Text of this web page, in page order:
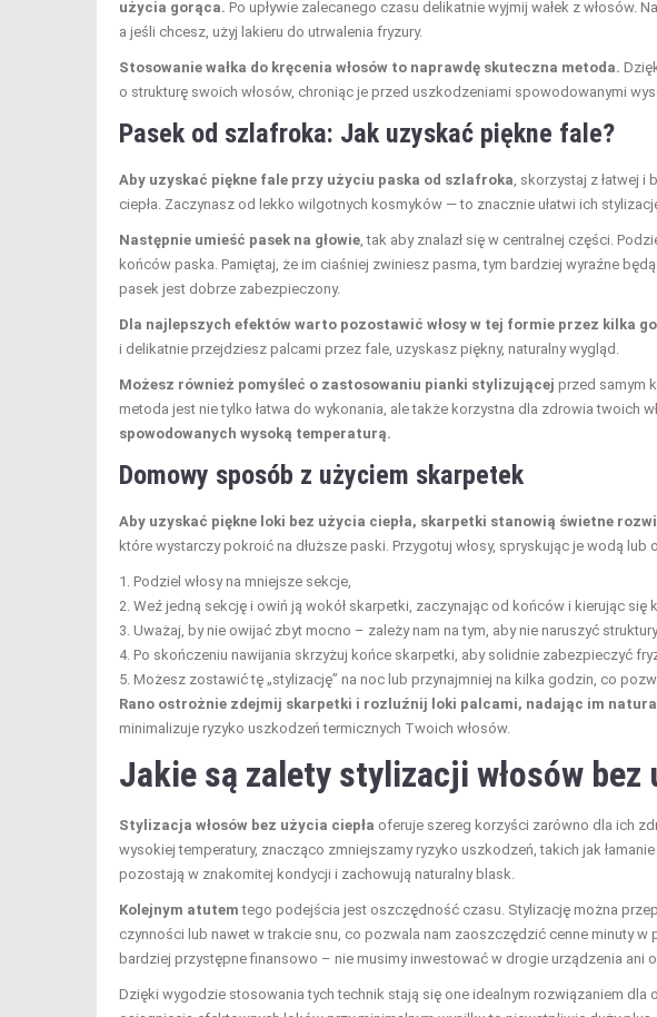
użycia gorąca. Po upływie zalecanego czasu delikatnie wyjmij wałek z włosów.
a jeśli chcesz, użyj lakieru do utrwalenia fryzury.
Stosowanie wałka do kręcenia włosów to naprawdę skuteczna metoda.
o strukturę swoich włosów, chroniąc je przed uszkodzeniami spowodowanymi
Pasek od szlafroka: Jak uzyskać piękne fale?
Aby uzyskać piękne fale przy użyciu paska od szlafroka , skorzystaj z łatwej
ciepła. Zaczynasz od lekko wilgotnych kosmyków — to znacznie ułatwi ich
Następnie umieść pasek na głowie , tak aby znalazł się w centralnej części.
końców paska. Pamiętaj, że im ciaśniej zwiniesz pasma, tym bardziej wyraźne
pasek jest dobrze zabezpieczony.
Dla najlepszych efektów warto pozostawić włosy w tej formie przez kilka
i delikatnie przejdziesz palcami przez fale, uzyskasz piękny, naturalny wygląd.
Możesz również pomyśleć o zastosowaniu pianki stylizującej przed samym
metoda jest nie tylko łatwa do wykonania, ale także korzystna dla zdrowia twoich
spowodowanych wysoką temperaturą.
Domowy sposób z użyciem skarpetek
Aby uzyskać piękne loki bez użycia ciepła, skarpetki stanowią świetne
które wystarczy pokroić na dłuższe paski. Przygotuj włosy, spryskując je wodą
Podziel włosy na mniejsze sekcje,
Weź jedną sekcję i owiń ją wokół skarpetki, zaczynając od końców i kierując się
Uważaj, by nie owijać zbyt mocno – zależy nam na tym, aby nie naruszyć struktury
Po skończeniu nawijania skrzyżuj końce skarpetki, aby solidnie zabezpieczyć
Możesz zostawić tę „stylizację” na noc lub przynajmniej na kilka godzin, co
Rano ostrożnie zdejmij skarpetki i rozluźnij loki palcami, nadając im
minimalizuje ryzyko uszkodzeń termicznych Twoich włosów.
Jakie są zalety stylizacji włosów bez
Stylizacja włosów bez użycia ciepła oferuje szereg korzyści zarówno dla ich
wysokiej temperatury, znacząco zmniejszamy ryzyko uszkodzeń, takich jak
pozostają w znakomitej kondycji i zachowują naturalny blask.
Kolejnym atutem tego podejścia jest oszczędność czasu. Stylizację można
czynności lub nawet w trakcie snu, co pozwala nam zaoszczędzić cenne minuty
bardziej przystępne finansowo – nie musimy inwestować w drogie urządzenia ani
Dzięki wygodzie stosowania tych technik stają się one idealnym rozwiązaniem